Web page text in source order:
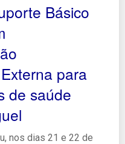
Básico
para
de saúde
nos dias 21 e 22 de